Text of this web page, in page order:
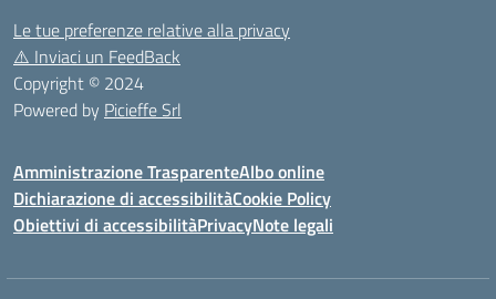
Le tue preferenze relative alla privacy
⚠️ Inviaci un FeedBack
Copyright © 2024
Powered by Picieffe Srl
Amministrazione TrasparenteAlbo online
Dichiarazione di accessibilitàCookie Policy
Obiettivi di accessibilitàPrivacyNote legali